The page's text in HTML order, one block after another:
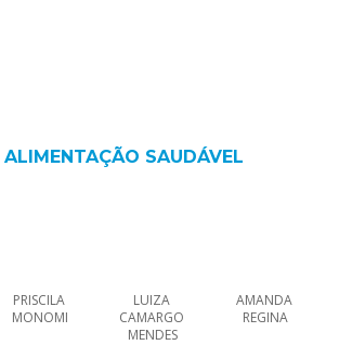
ALIMENTAÇÃO SAUDÁVEL
PRISCILA
MONOMI
LUIZA
CAMARGO
MENDES
AMANDA
REGINA